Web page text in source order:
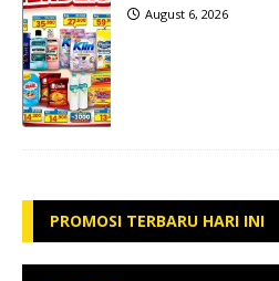
August 6, 2026
PROMOSI TERBARU HARI INI